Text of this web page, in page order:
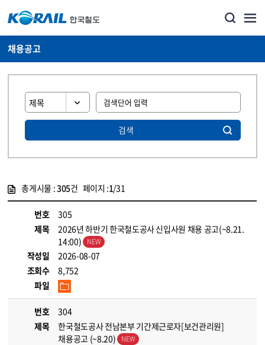
채용공고
검색
총게시물 :305건 페이지 :1/31
번호
305
제목
2026년 하반기 한국철도공사 신입사원 채용 공고(~8.21.
14:00)
작성일
2026-08-07
조회수
8,752
파일
번호
304
제목
한국철도공사 전남본부 기간제근로자[보건관리원]
채용공고 (~8.20)